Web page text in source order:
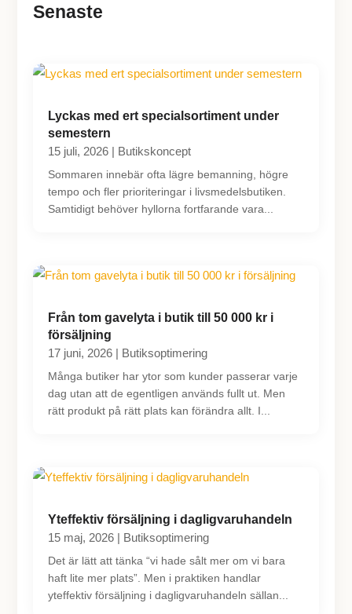
Senaste
Lyckas med ert specialsortiment under
semestern
15 juli, 2026 | Butikskoncept
Sommaren innebär ofta lägre bemanning, högre
tempo och fler prioriteringar i livsmedelsbutiken.
Samtidigt behöver hyllorna fortfarande vara...
Från tom gavelyta i butik till 50 000 kr i
försäljning
17 juni, 2026 | Butiksoptimering
Många butiker har ytor som kunder passerar varje
dag utan att de egentligen används fullt ut. Men
rätt produkt på rätt plats kan förändra allt. I...
Yteffektiv försäljning i dagligvaruhandeln
15 maj, 2026 | Butiksoptimering
Det är lätt att tänka “vi hade sålt mer om vi bara
haft lite mer plats”. Men i praktiken handlar
yteffektiv försäljning i dagligvaruhandeln sällan...